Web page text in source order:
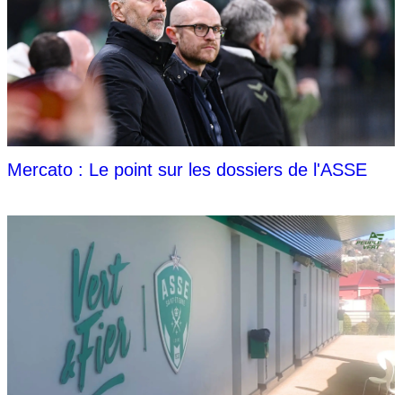
Mercato : Le point sur les dossiers de l'ASSE